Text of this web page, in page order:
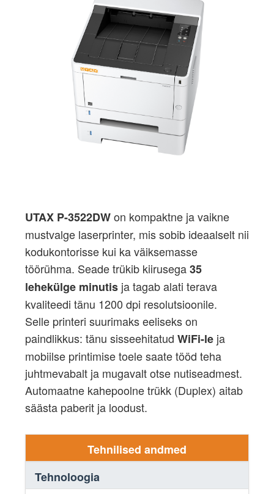
UTAX P-3522DWon kompaktne ja vaikne
mustvalge laserprinter, mis sobib ideaalselt nii
kodukontorisse kui ka väiksemasse
töörühma. Seade trükib kiirusega35
lehekülge minutis ja tagab alati terava
kvaliteedi tänu 1200 dpi resolutsioonile.
Selle printeri suurimaks eeliseks on
paindlikkus: tänu sisseehitatud WiFi-le ja
mobiilse printimise toele saate tööd teha
juhtmevabalt ja mugavalt otse nutiseadmest.
Automaatne kahepoolne trükk (Duplex) aitab
säästa paberit ja loodust.
Tehnilised andmed
Tehnoloogia